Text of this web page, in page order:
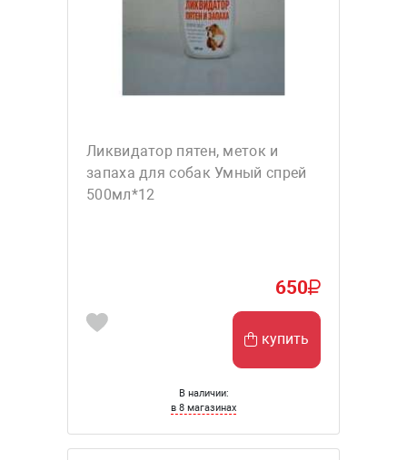
Ликвидатор пятен, меток и
запаха для собак Умный спрей
500мл*12
650
купить
В наличии:
в 8 магазинах